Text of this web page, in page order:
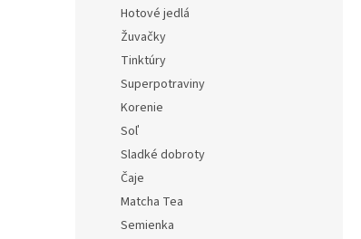
Hotové jedlá
Žuvačky
Tinktúry
Superpotraviny
Korenie
Soľ
Sladké dobroty
Čaje
Matcha Tea
Semienka